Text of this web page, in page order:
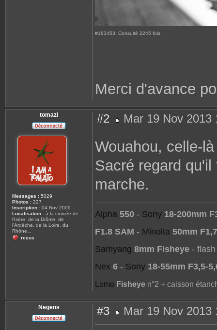
#183453: Consulté 2245 fois
Merci d'avance
tomazi
Messages : 5029
Photos : 227
Inscription : 04 Nov 2009
Localisation : à la croisée de
l'Isère, de la Drôme, de
l'Ardèche, de la Loire, du
Rhône...
reçus
#2
e
a
Mar 19 Nov 2013
Wouahou, celle-
Sacré regard
marche.
Alpha 550 - Sony 18-200mm
F1.8 SAM - Minolta 50mm F1,7
Samyang 8mm Fisheye -
Nex 6 - Sony 18-55mm F3,5-
Lomo Fisheye n°2 + caisson
Negens #3
e
Mar 19 Nov 2013